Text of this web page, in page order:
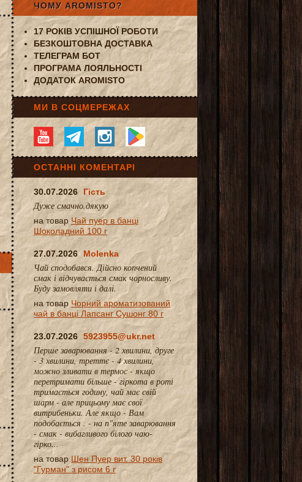
ЧОМУ AROMISTO?
17 РОКІВ УСПІШНОЇ РОБОТИ
БЕЗКОШТОВНА ДОСТАВКА
ТЕЛЕГРАМ БОТ
ПРОГРАМА ЛОЯЛЬНОСТІ
ДОДАТОК AROMISTO
МИ В СОЦМЕРЕЖАХ
ОСТАННІ КОМЕНТАРІ
30.07.2026 Гість
Дуже смачно.дякую
на товар Чай пуер в банці
Шоколадний 100 г
27.07.2026 Molenka
Чай сподобався. Дійсно копчений
смак і відчувається смак чорносливу.
Буду замовляти і далі.
на товар Чорний ароматизований
чай в банці Лапсанг Сушонг 80 г
23.07.2026 5923955@ukr.net
Перше заварювання - 2 хвилини, друге
- 3 хвилини, треттє - 4 хвилини,
можно зливати в термос - якщо
перетримати більше - гіркота в роті
тримається годину, чай має свій
шарм - але прицьому має свої
витрибеньки. Але якщо - Вам
подобається . - на п"яте заварювання
- смак - вибагливого білого чаю-
гірко...
на товар Шен Пуер вит. 30 років
"Гурман" з рисом 6 г